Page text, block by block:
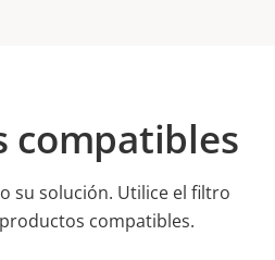
compatibles
su solución. Utilice el filtro
compatibles.